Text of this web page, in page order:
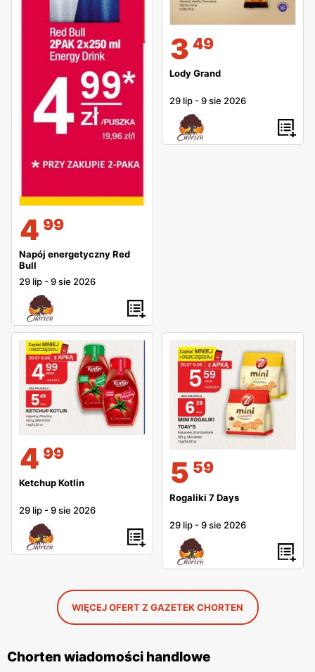
4 99
Napój energetyczny Red
Bull
29 lip -9 sie 2026
3 49
Lody Grand
29 lip -9 sie 2026
4 99
Ketchup Kotlin
29 lip -9 sie 2026
5 59
Rogaliki 7 Days
29 lip -9 sie 2026
WIĘCEJ OFERT Z GAZETEK CHORTEN
Chorten wiadomości handlowe